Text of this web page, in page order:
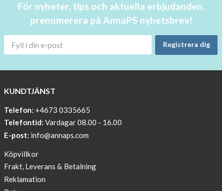
stock!
!!!!
PRINT
undisturbed
Blogger
on
AnnaPS.com
För nyheter, tips och aktuella erbjudanden,
prenumerera på AnnaPS nyhetsbrev!
Registrera dig
KUNDTJÄNST
Telefon: +4673 0335665
Telefontid: Vardagar 08.00 - 16.00
E-post: info@annaps.com
Köpvillkor
Frakt, Leverans & Betalning
Reklamation